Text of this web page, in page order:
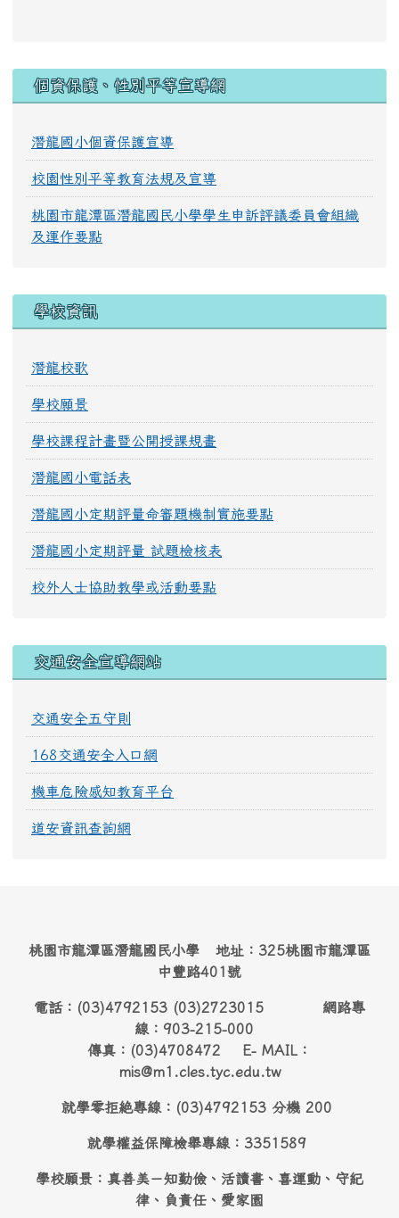
個資保護、性別平等宣導網
潛龍國小個資保護宣導
校園性別平等教育法規及宣導
桃園市龍潭區潛龍國民小學學生申訴評議委員會組織
及運作要點
學校資訊
潛龍校歌
學校願景
學校課程計畫暨公開授課規畫
潛龍國小電話表
潛龍國小定期評量命審題機制實施要點
潛龍國小定期評量 試題檢核表
校外人士協助教學或活動要點
交通安全宣導網站
交通安全五守則
168交通安全入口網
機車危險感知教育平台
道安資訊查詢網
桃園市龍潭區潛龍國民小學 地址：325桃園市龍潭區
中豐路401號
電話：(03)4792153 (03)2723015 網路專
線：903-215-000
傳真：(03)4708472 E- MAIL：
mis@m1.cles.tyc.edu.tw
就學零拒絶專線：(03)4792153 分機 200
就學權益保障檢舉專線：3351589
學校願景：真善美－知勤儉、活讀書、喜運動、守紀
律、負責任、愛家園